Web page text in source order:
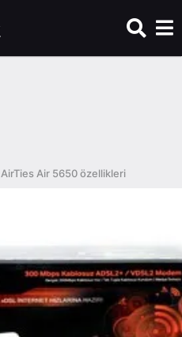
AirTies Air 5650 özellikleri